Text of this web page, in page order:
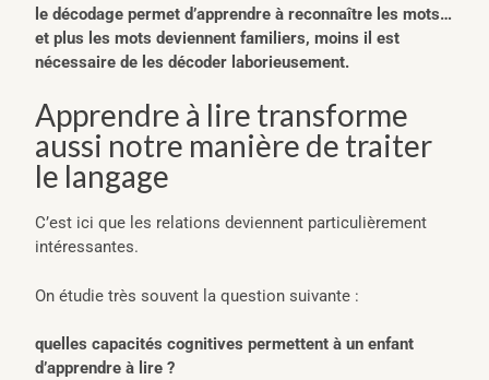
le décodage permet d’apprendre à reconnaître les mots…
et plus les mots deviennent familiers, moins il est
nécessaire de les décoder laborieusement.
Apprendre à lire transforme
aussi notre manière de traiter
le langage
C’est ici que les relations deviennent particulièrement
intéressantes.
On étudie très souvent la question suivante :
quelles capacités cognitives permettent à un enfant
d’apprendre à lire ?